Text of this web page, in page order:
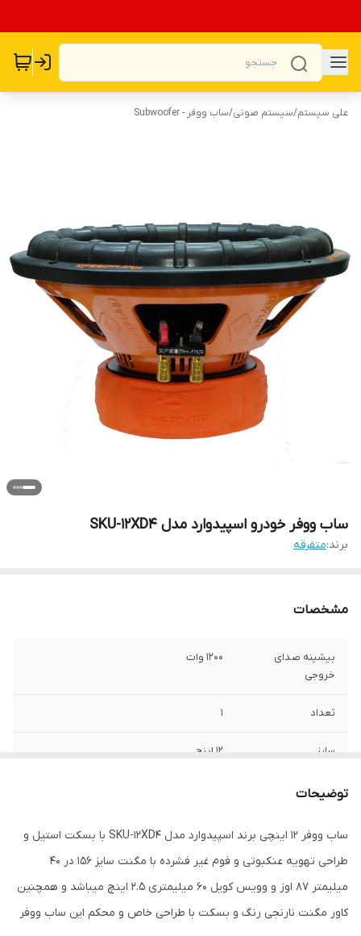
علی سیستم/سیستم صوتی/ساب ووفر - Subwoofer
ساب ووفر خودرو اسپیدوارد مدل SKU-12XD4
برند:متفرقه
مشخصات
بیشینه صدای
خروجی
1200 وات
تعداد 1
سایز 12 اینچ
عمق نصب
نوع بلندگو ساب ووفر
توضیحات
ساب ووفر 12 اینچی برند اسپیدوارد مدل SKU-12XD4 با بسکت استیل و
طراحی تهویه عنکبوتی و فوم غیر فشرده با مگنت سایز 156 در 40
میلیمتر 87 اوز و وویس کویل 60 میلیمتری 2.5 اینچ میباشد و همچنین
کاور مگنت نارنجی رنگ و بسکت با طراحی خاص و محکم این ساب ووفر